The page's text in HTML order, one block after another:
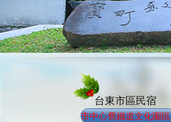
台東市區民宿
市中心舊鐵道文化園區